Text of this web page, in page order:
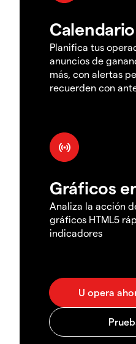
Planifica tus
anuncios de
más, con alertas
recuerden con
Gráficos
Analiza la acción
gráficos HTML5
indicadores